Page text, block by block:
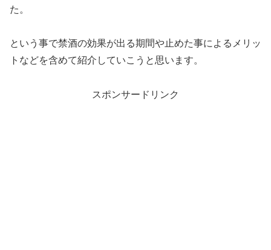
た。
という事で禁酒の効果が出る期間や止めた事によるメリッ
トなどを含めて紹介していこうと思います。
スポンサードリンク